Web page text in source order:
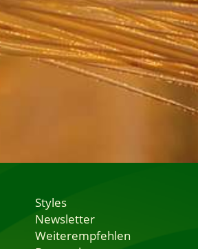
Styles
Newsletter
Weiterempfehlen